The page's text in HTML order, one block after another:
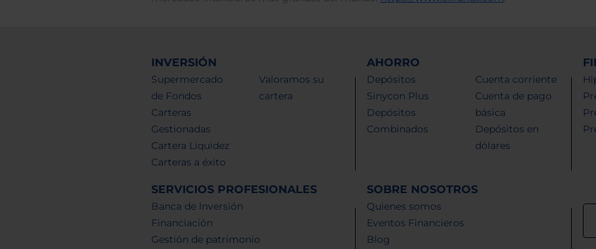
INVERSIÓN
Supermercado
de Fondos
Carteras
Gestionadas
Cartera Liquidez
Carteras a éxito
Valoramos su
cartera
AHORRO
Depósitos
Sinycon Plus
Depósitos
Combinados
Cuenta corriente
Cuenta de pago
básica
Depósitos en
dólares
SERVICIOS PROFESIONALES
Banca de Inversión
Financiación
Gestión de patrimonio
SOBRE NOSOTROS
Quienes somos
Eventos Financieros
Blog